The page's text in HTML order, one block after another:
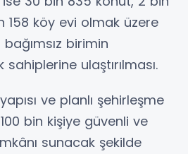
158 köy evi olmak üzere
birimin
ulaştırılması.
ve planlı şehirleşme
bin kişiye güvenli ve
sunacak şekilde